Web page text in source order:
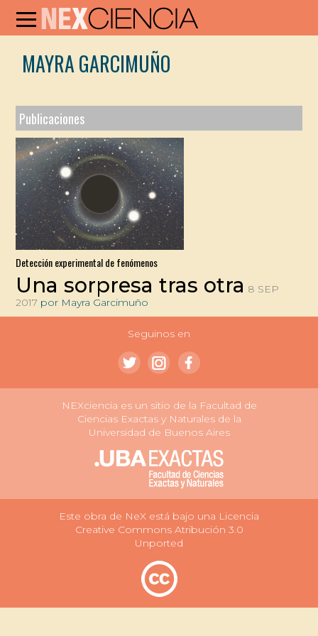
MAYRA GARCIMUÑO
Publicaciones
Detección experimental de fenómenos
Una sorpresa tras otra 8 SEP
2017 por Mayra Garcimuño
Seguinos en
NEXciencia es un sitio de la Facultad de
Ciencias Exactas y Naturales de la
Universidad de Buenos Aires
Este obra de NeX está bajo una Licencia
Creative Commons Atribución 3.0
Unported